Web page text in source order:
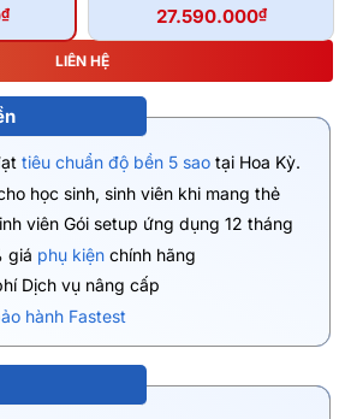
₫ 27.590.000₫
LIÊN HỆ
tiêu chuẩn độ bền 5 sao tại Hoa Kỳ.
học sinh, sinh viên khi mang thẻ
viên Gói setup ứng dụng 12 tháng
giá phụ kiện chính hãng
Dịch vụ nâng cấp
hành Fastest